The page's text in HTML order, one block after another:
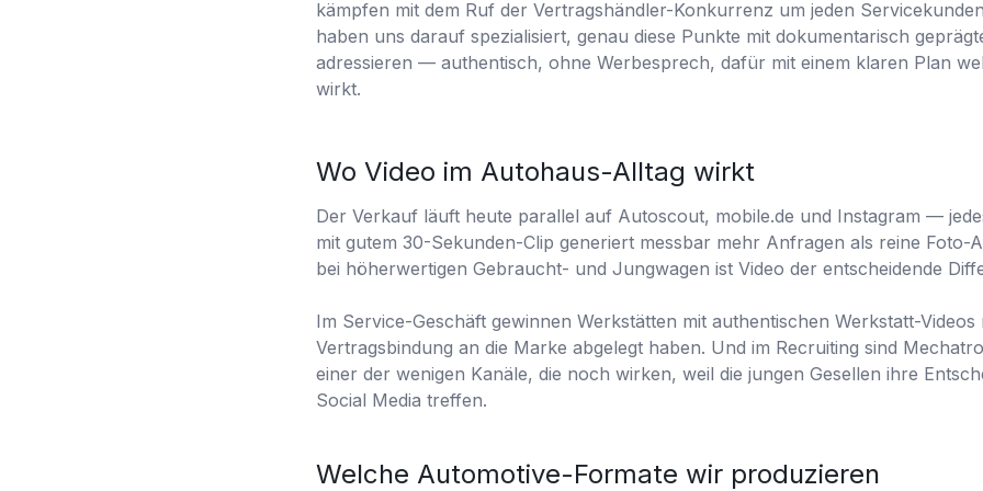
kämpfen mit dem Ruf der Vertragshändler-Konkurrenz um jeden
haben uns darauf spezialisiert, genau diese Punkte mit dokumentarisch
adressieren — authentisch, ohne Werbesprech, dafür mit einem klaren Plan
wirkt.
Wo Video im Autohaus-Alltag wirkt
Der Verkauf läuft heute parallel auf Autoscout, mobile.de und Instagram —
mit gutem 30-Sekunden-Clip generiert messbar mehr Anfragen als reine Foto-
bei höherwertigen Gebraucht- und Jungwagen ist Video der entscheidende
Im Service-Geschäft gewinnen Werkstätten mit authentischen Werkstatt-Videos
Vertragsbindung an die Marke abgelegt haben. Und im Recruiting sind
einer der wenigen Kanäle, die noch wirken, weil die jungen Gesellen ihre
Social Media treffen.
Welche Automotive-Formate wir produzieren